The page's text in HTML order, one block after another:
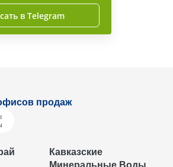
в Telegram
продаж
Кавказские
Минеральные Воды